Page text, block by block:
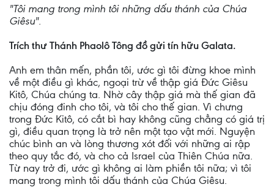
"Tôi mang trong mình tôi những dấu thánh của Chúa
Giêsu".
Trích thư Thánh Phaolô Tông đồ gửi tín hữu Galata.
Anh em thân mến, phần tôi, ước gì tôi đừng khoe mình
về một điều gì khác, ngoại trừ về thập giá Ðức Giêsu
Kitô, Chúa chúng ta. Nhờ cây thập giá mà thế gian đã
chịu đóng đinh cho tôi, và tôi cho thế gian. Vì chưng
trong Ðức Kitô, có cắt bì hay không cũng chẳng có giá trị
gì, điều quan trọng là trở nên một tạo vật mới. Nguyện
chúc bình an và lòng thương xót đối với những ai rập
theo quy tắc đó, và cho cả Israel của Thiên Chúa nữa.
Từ nay trở đi, ước gì không ai làm phiền tôi nữa; vì tôi
mang trong mình tôi dấu thánh của Chúa Giêsu.